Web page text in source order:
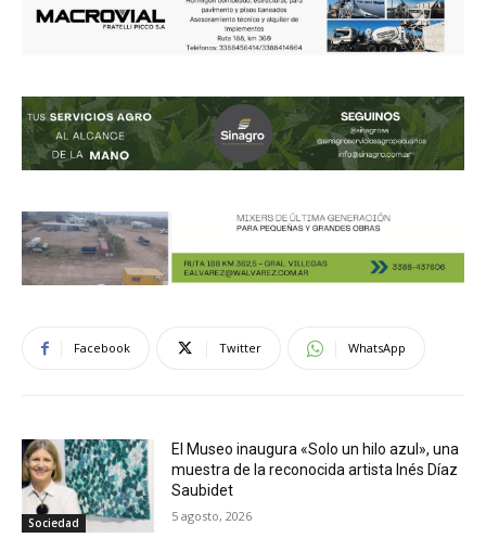
Facebook Twitter WhatsApp
Sociedad
El Museo inaugura «Solo un hilo azul», una
muestra de la reconocida artista Inés Díaz
Saubidet
5 agosto, 2026